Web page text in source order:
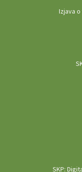
Izjava
SKP: